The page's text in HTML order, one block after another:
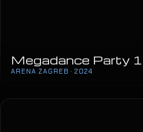
Megadance Party 1
ARENA ZAGREB · 2024